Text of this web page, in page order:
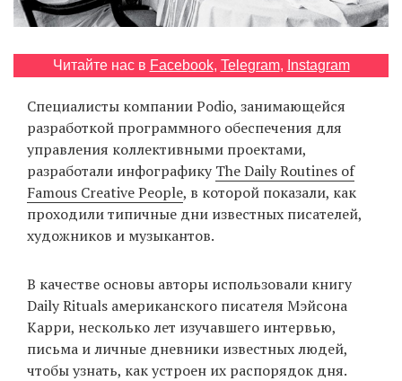
EN
UA
Читайте нас в Facebook, Telegram, Instagram
Специалисты компании Podio, занимающейся
разработкой программного обеспечения для
управления коллективными проектами,
разработали инфографикуThe Daily Routines of
Famous Creative People, в которой показали, как
проходили типичные дни известных писателей,
художников и музыкантов.
В качестве основы авторы использовали книгу
Daily Rituals американского писателя Мэйсона
Карри, несколько лет изучавшего интервью,
письма и личные дневники известных людей,
чтобы узнать, как устроен их распорядок дня.